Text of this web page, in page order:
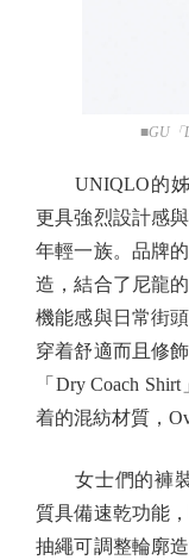
■GU「
UNIQLO的姊
更具強烈設計感
年輕一族。品牌
造，結合了尼龍
機能感與日常街
穿着舒適而且修
「Dry Coach
着的混紡材質，
女士們的褲裝
質具備速乾功能
抽繩可調整輪廓